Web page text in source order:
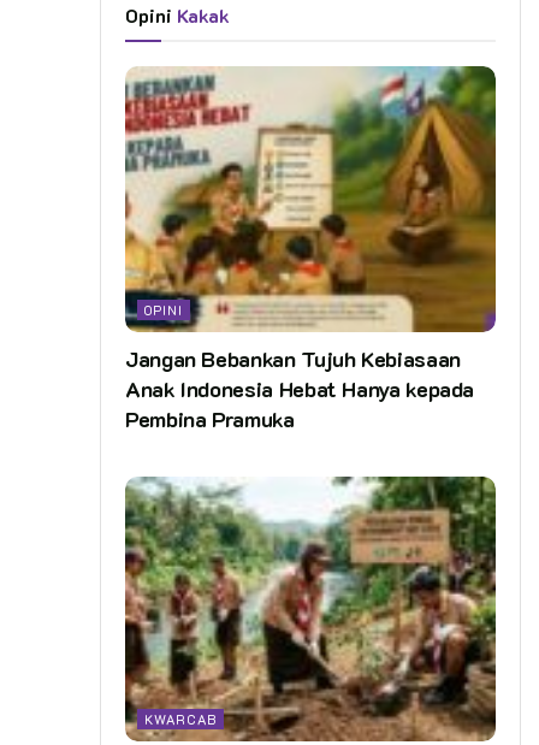
Opini Kakak
OPINI
Jangan Bebankan Tujuh Kebiasaan
Anak Indonesia Hebat Hanya kepada
Pembina Pramuka
KWARCAB